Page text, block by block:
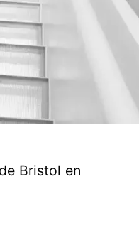
Bristol en